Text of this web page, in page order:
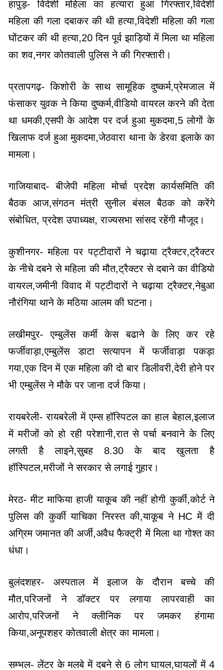
हापुड़- विदेशी महिला का हत्यारा हुआ गिरफ्तार,विदेशी
महिला की गला दबाकर की थी हत्या,विदेशी महिला की गला
घोंटकर की थी हत्या,20 दिन पूर्व झाड़ियों में मिला था महिला
का शव,नगर कोतवाली पुलिस ने की गिरफ्तारी।
प्रतापगढ़- किशोरी के साथ सामूहिक दुष्कर्म,प्रेमजाल में
फंसाकर युवक ने किया दुष्कर्म,वीडियो वायरल करने की देता
था धमकी,एसपी के आदेश पर दर्ज हुआ मुकदमा,5 लोगों के
खिलाफ दर्ज हुआ मुकदमा,जेठवारा थाना के डेरवा इलाके का
मामला।
गाजियाबाद- बीजेपी महिला मोर्चा प्रदेश कार्यसमिति की
बैठक आज,संगठन मंत्री सुनील बंसल बैठक को करेंगे
संबोधित, प्रदेश उपाध्यक्ष, राज्यसभा सांसद रहेंगी मौजूद।
कुशीनगर- महिला पर पट्टीदारों ने चढ़ाया ट्रैक्टर,ट्रैक्टर
के नीचे दबने से महिला की मौत,ट्रैक्टर से दबाने का वीडियो
वायरल,जमीनी विवाद में पट्टीदारों ने चढ़ाया ट्रैक्टर,नेबुआ
नौरंगिया थाने के मठिया आलम की घटना।
लखीमपुर- एम्बुलेंस कर्मी केस बढाने के लिए कर रहे
फर्जीवाड़ा,एम्बुलेंस डाटा सत्यापन में फर्जीवाड़ा पकड़ा
गया,एक दिन में एक महिला की दो बार डिलीवरी,देरी होने पर
भी एम्बुलेंस ने मौके पर जाना दर्ज किया।
रायबरेली- रायबरेली में एम्स हॉस्पिटल का हाल बेहाल,इलाज
में मरीजों को हो रही परेशानी,रात से पर्चा बनवाने के लिए
लगती है लाइने,सुबह 8.30 के बाद खुलता है
हॉस्पिटल,मरीजों ने सरकार से लगाई गुहार।
मेरठ- मीट माफिया हाजी याकूब की नहीं होगी कुर्की,कोर्ट ने
पुलिस की कुर्की याचिका निरस्त की,याकूब ने HC में दी
अग्रिम जमानत की अर्जी,अवैध फैक्ट्री में मिला था गोश्त का
धंधा।
बुलंदशहर- अस्पताल में इलाज के दौरान बच्चे की
मौत,परिजनों ने डॉक्टर पर लगाया लापरवाही का
आरोप,परिजनों ने क्लीनिक पर जमकर हंगामा
किया,अनूपशहर कोतवाली क्षेत्र का मामला।
सम्भल- लेंटर के मलबे में दबने से 6 लोग घायल,घायलों में 4